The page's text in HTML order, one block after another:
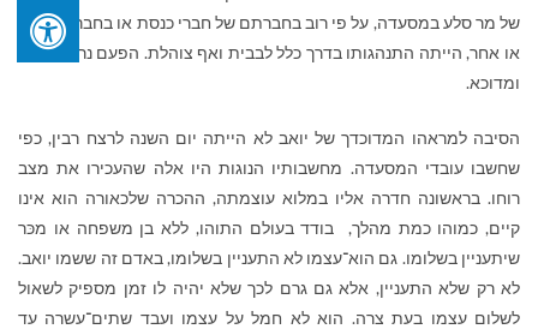
של מר סלע במסעדה, על פי רוב בחברתם של חברי כנסת או בחברת שר זה
או אחר, הייתה התנהגותו בדרך כלל לבבית ואף צוהלת. הפעם נראה עצוב
ומדוכא.
הסיבה למראהו המדוכדך של יואב לא הייתה יום השנה לרצח רבין, כפי
שחשבו עובדי המסעדה. מחשבותיו הנוגות היו אלה שהעכירו את מצב
רוחו. בראשונה חדרה אליו במלוא עוצמתה, ההכרה שלכאורה הוא אינו
קיים, כמוהו כמת מהלך, בודד בעולם התוהו, ללא בן משפחה או מכּר
שיתעניין בשלומו. גם הוא־עצמו לא התעניין בשלומו, באדם זה ששמו יואב.
לא רק שלא התעניין, אלא גם גרם לכך שלא יהיה לו זמן מספיק לשאול
לשלום עצמו בעת צרה. הוא לא חמל על עצמו ועבד שתים־עשרה עד